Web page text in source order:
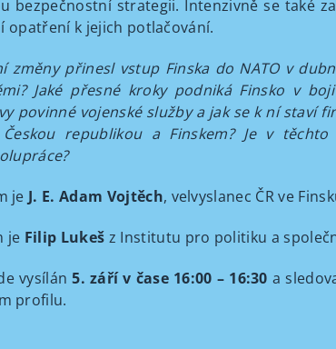
bezpečnostní strategii. Intenzivně se také
opatření k jejich potlačování.
změny přinesl vstup Finska do NATO v
Jaké přesné kroky podniká Finsko v
povinné vojenské služby a jak se k ní staví
republikou a Finskem? Je v
je J. E. Adam Vojtěch, velvyslanec ČR ve
je Filip Lukeš z Institutu pro politiku a
vysílán5. září v čase 16:00 – 16:30 a
profilu.